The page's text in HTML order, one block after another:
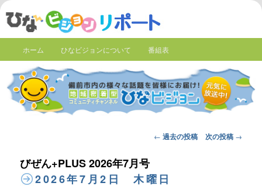
ホーム ひなビジョンについて 番組表
Post
← 過去の投稿 次の投稿 →
びぜん+PLUS 2026年7月号
2026年7月2日 木曜日